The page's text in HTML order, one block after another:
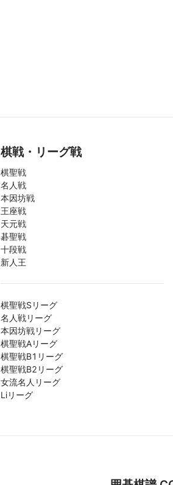
棋戦・リーグ戦
棋聖戦
名人戦
本因坊戦
王座戦
天元戦
碁聖戦
十段戦
新人王
棋聖戦Sリーグ
名人戦リーグ
本因坊戦リーグ
棋聖戦Aリーグ
棋聖戦B1リーグ
棋聖戦B2リーグ
女流名人リーグ
Liリーグ